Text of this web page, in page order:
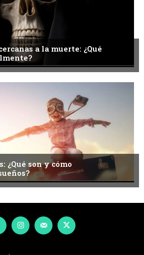
a la muerte: ¿Qué
¿Qué son y cómo